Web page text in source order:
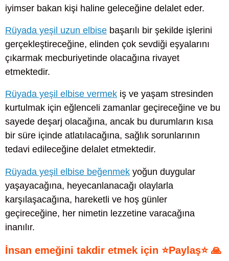
iyimser bakan kişi haline geleceğine delalet eder.
Rüyada yeşil uzun elbise başarılı bir şekilde işlerini
gerçekleştireceğine, elinden çok sevdiği eşyalarını
çıkarmak mecburiyetinde olacağına rivayet
etmektedir.
Rüyada yeşil elbise vermek iş ve yaşam stresinden
kurtulmak için eğlenceli zamanlar geçireceğine ve bu
sayede deşarj olacağına, ancak bu durumların kısa
bir süre içinde atlatılacağına, sağlık sorunlarının
tedavi edileceğine delalet etmektedir.
Rüyada yeşil elbise beğenmek yoğun duygular
yaşayacağına, heyecanlanacağı olaylarla
karşılaşacağına, hareketli ve hoş günler
geçireceğine, her nimetin lezzetine varacağına
inanılır.
İnsan emeğini takdir etmek için ⭐Paylaş⭐ 🙏